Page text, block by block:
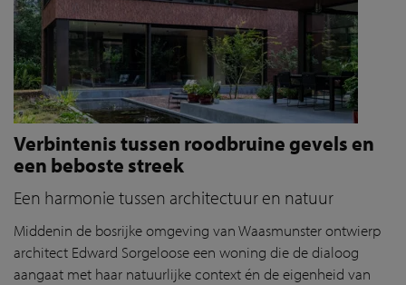
Verbintenis tussen roodbruine gevels en
een beboste streek
Een harmonie tussen architectuur en natuur
Middenin de bosrijke omgeving van Waasmunster ontwierp
architect Edward Sorgelooseeen woning die de dialoog
aangaat met haar natuurlijke context én de eigenheid van